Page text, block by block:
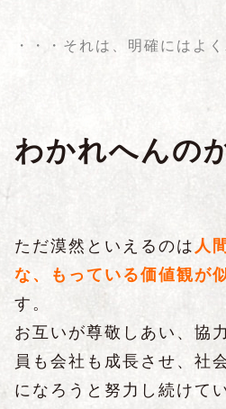
・・・それは、明確にはよ
わかれへんの
ただ漠然といえるのは 人
な、もっている価値観が
す。
お互いが尊敬しあい、協
員も会社も成長させ、社
になろうと努力し続けて